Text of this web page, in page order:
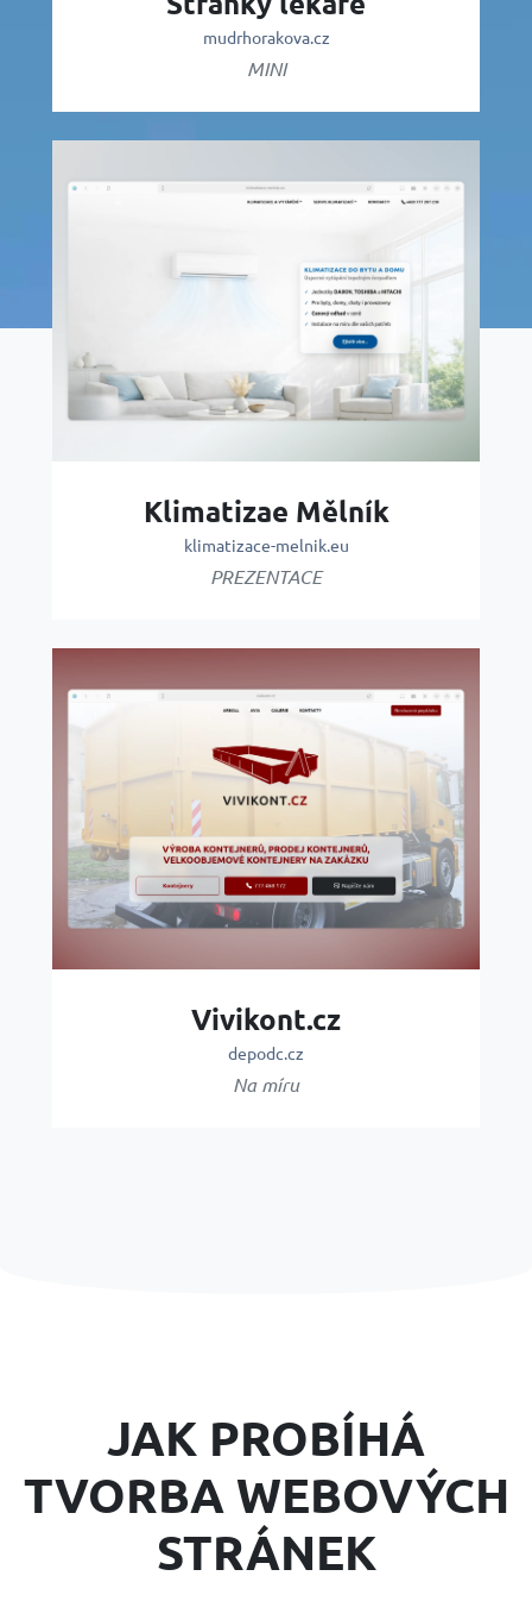
mudrhorakova.cz
MINI
Klimatizae Mělník
klimatizace-melnik.eu
PREZENTACE
Vivikont.cz
depodc.cz
Na míru
JAK PROBÍHÁ
TVORBA WEBOVÝCH
STRÁNEK